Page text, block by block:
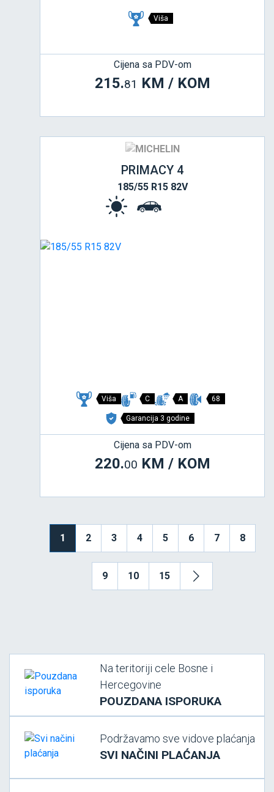
Viša
Cijena sa PDV-om
215.81 KM / KOM
PRIMACY 4
185/55 R15 82V
Viša C A 68
Garancija 3 godine
Cijena sa PDV-om
220.00 KM / KOM
1 2 3 4 5 6 7 8
9 10 15
Na teritoriji cele Bosne i
Hercegovine
POUZDANA ISPORUKA
Podržavamo sve vidove plaćanja
SVI NAČINI PLAĆANJA